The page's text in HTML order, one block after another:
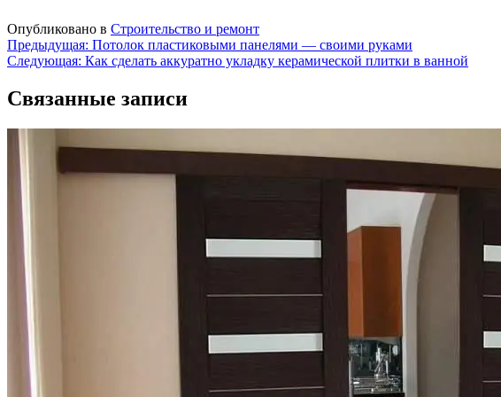
Опубликовано в Строительство и ремонт
Навигация
по
записям
Предыдущая: Потолок пластиковыми панелями — своими руками
Следующая: Как сделать аккуратно укладку керамической плитки в ванной
Связанные записи